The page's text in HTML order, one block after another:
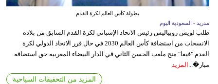
بطولة كأس العالم لكرة القدم
مدريد - السعودية اليوم
طلب لويس روبياليس رئيس الاتحاد الإسباني لكرة القدم السابق من بلاده
الانسحاب من استضافة كأس العالم 2030 في حال قرر الاتحاد الدولي لكرة
القدم "فيفا" منح ملعب الحسن الثاني في الدار البيضاء المغربية حق استضافة
مبار�... المزيد
المزيد من التحقيقات السياحية